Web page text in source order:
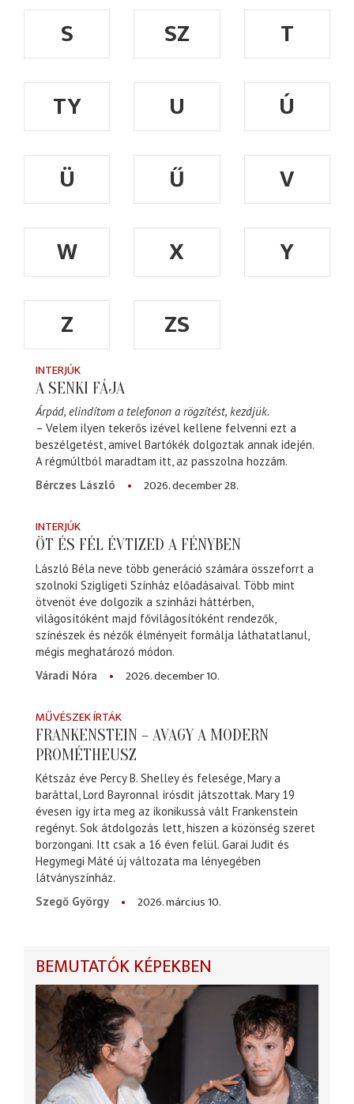
S SZ
T
TY
U
Ú
Ü
Ű
V
W
X
Y
Z
ZS
INTERJÚK
A SENKI FÁJA
Árpád, elindítom a telefonon a rögzítést, kezdjük.
– Velem ilyen tekerős izével kellene felvenni ezt a
beszélgetést, amivel Bartókék dolgoztak annak idején.
A régmúltból maradtam itt, az passzolna hozzám.
Bérczes László
2026. december 28.
INTERJÚK
ÖT ÉS FÉL ÉVTIZED A FÉNYBEN
László Béla neve több generáció számára összeforrt a
szolnoki Szigligeti Színház előadásaival. Több mint
ötvenöt éve dolgozik a színházi háttérben,
világosítóként majd fővilágosítóként rendezők,
színészek és nézők élményeit formálja láthatatlanul,
mégis meghatározó módon.
Váradi Nóra
2026. december 10.
MŰVÉSZEK ÍRTÁK
FRANKENSTEIN – AVAGY A MODERN
PROMÉTHEUSZ
Kétszáz éve Percy B. Shelley és felesége, Mary a
baráttal, Lord Bayronnal írósdit játszottak. Mary 19
évesen így írta meg az ikonikussá vált Frankenstein
regényt. Sok átdolgozás lett, hiszen a közönség szeret
borzongani. Itt csak a 16 éven felül. Garai Judit és
Hegymegi Máté új változata ma lényegében
látványszínház.
Szegő György
2026. március 10.
BEMUTATÓK KÉPEKBEN